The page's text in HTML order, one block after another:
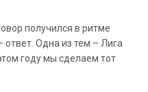
получился в ритме
Одна из тем – Лига
году мы сделаем тот